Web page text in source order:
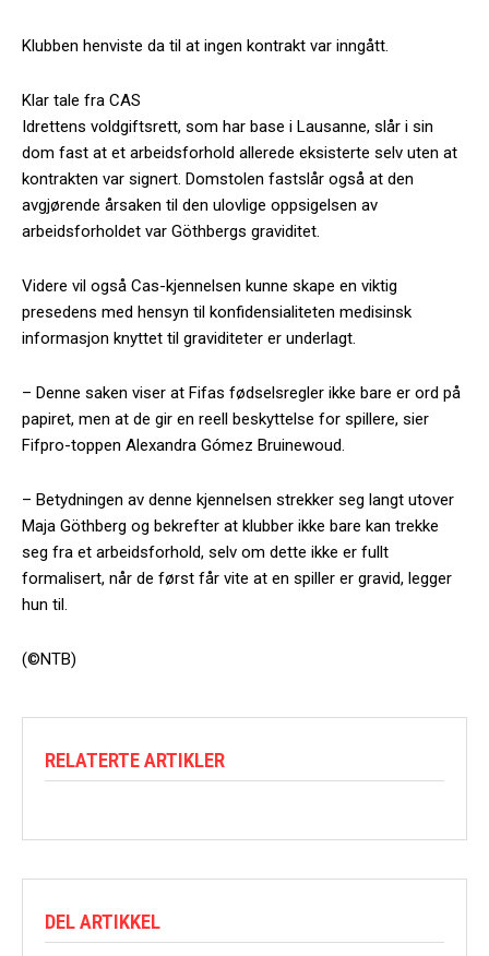
Klubben henviste da til at ingen kontrakt var inngått.
Klar tale fra CAS
Idrettens voldgiftsrett, som har base i Lausanne, slår i sin
dom fast at et arbeidsforhold allerede eksisterte selv uten at
kontrakten var signert. Domstolen fastslår også at den
avgjørende årsaken til den ulovlige oppsigelsen av
arbeidsforholdet var Göthbergs graviditet.
Videre vil også Cas-kjennelsen kunne skape en viktig
presedens med hensyn til konfidensialiteten medisinsk
informasjon knyttet til graviditeter er underlagt.
– Denne saken viser at Fifas fødselsregler ikke bare er ord på
papiret, men at de gir en reell beskyttelse for spillere, sier
Fifpro-toppen Alexandra Gómez Bruinewoud.
– Betydningen av denne kjennelsen strekker seg langt utover
Maja Göthberg og bekrefter at klubber ikke bare kan trekke
seg fra et arbeidsforhold, selv om dette ikke er fullt
formalisert, når de først får vite at en spiller er gravid, legger
hun til.
(©NTB)
RELATERTE ARTIKLER
DEL ARTIKKEL